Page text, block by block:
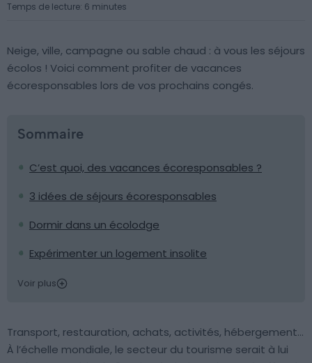
Temps de lecture: 6 minutes
Neige, ville, campagne ou sable chaud : à vous les séjours
écolos ! Voici comment profiter de vacances
écoresponsables lors de vos prochains congés.
Sommaire
C’est quoi, des vacances écoresponsables ?
3 idées de séjours écoresponsables
Dormir dans un écolodge
Expérimenter un logement insolite
Voir plus
Transport, restauration, achats, activités, hébergement…
À l’échelle mondiale, le secteur du tourisme serait à lui